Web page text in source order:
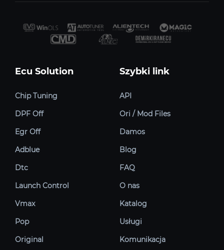
Ecu Solution
Chip Tuning
DPF Off
Egr Off
Adblue
Dtc
Launch Control
Vmax
Pop
Original
Szybki link
API
Ori / Mod Files
Damos
Blog
FAQ
O nas
Katalog
Usługi
Komunikacja